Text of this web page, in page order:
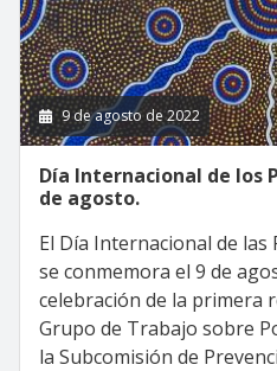
9 de agosto de 2022
Día Internacional de los
de agosto.
El Día Internacional de
se conmemora el 9 de
celebración de la primera
Grupo de Trabajo sobre
la Subcomisión de